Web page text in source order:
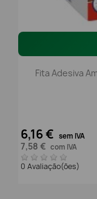
Fita Adesiva
6,16 € sem IVA
7,58 € com IVA
0 Avaliação(ões)